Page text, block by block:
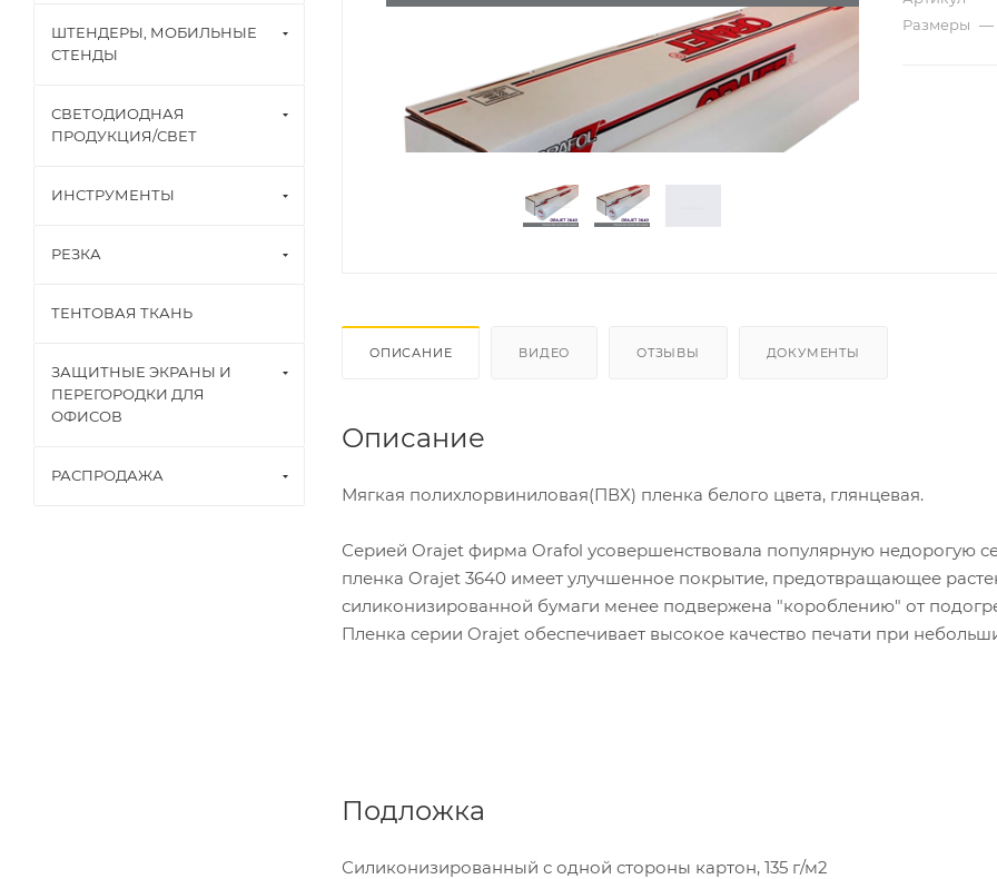
Размеры —
ОПИСАНИЕ ВИДЕО ОТЗЫВЫ ДОКУМЕНТЫ
Описание
Мягкая полихлорвиниловая(ПВХ) пленка белого цвета, глянцевая.
Серией Orajet фирма Orafol усовершенствовала популярную недорогую
пленка Orajet 3640 имеет улучшенное покрытие, предотвращающее
силиконизированной бумаги менее подвержена "короблению" от
Пленка серии Orajet обеспечивает высокое качество печати при
Подложка
Силиконизированный с одной стороны картон, 135 г/м2
ШТЕНДЕРЫ, МОБИЛЬНЫЕ
СТЕНДЫ
СВЕТОДИОДНАЯ
ПРОДУКЦИЯ/СВЕТ
ИНСТРУМЕНТЫ
РЕЗКА
ТЕНТОВАЯ ТКАНЬ
ЗАЩИТНЫЕ ЭКРАНЫ И
ПЕРЕГОРОДКИ ДЛЯ
ОФИСОВ
РАСПРОДАЖА